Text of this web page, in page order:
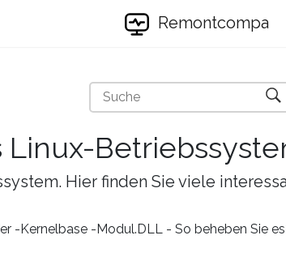
Remontcompa
Linux-
Hier finden Sie viele
-Kernelbase -Modul.DLL - So beheben Sie